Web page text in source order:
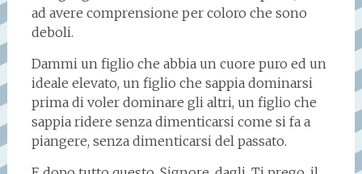
ad avere comprensione per coloro che sono
deboli.
Dammi un figlio che abbia un cuore puro ed un
ideale elevato, un figlio che sappia dominarsi
prima di voler dominare gli altri, un figlio che
sappia ridere senza dimenticarsi come si fa a
piangere, senza dimenticarsi del passato.